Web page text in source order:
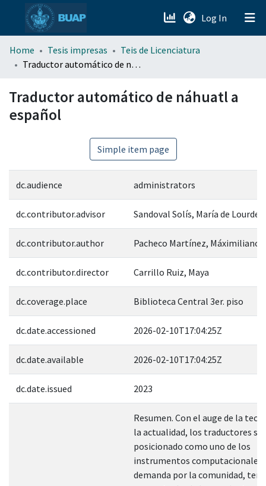
Log In (current)
menu.section.about_menu
Home Tesis impresas
Teis de Licenciatura
Traductor automático de náhuatl a español
Traductor automático de náhuatl a
español
Simple item page
dc.audience administrators
dc.contributor.advisor Sandoval Solís, María de Lourdes
dc.contributor.author Pacheco Martínez, Máximiliano
dc.contributor.director Carrillo Ruiz, Maya
dc.coverage.place Biblioteca Central 3er. piso
dc.date.accessioned 2026-02-10T17:04:25Z
dc.date.available 2026-02-10T17:04:25Z
dc.date.issued 2023
Resumen. Con el auge de la
la actualidad, los traductores se
posicionado como uno de los
instrumentos computacionales
demanda por la comunidad,